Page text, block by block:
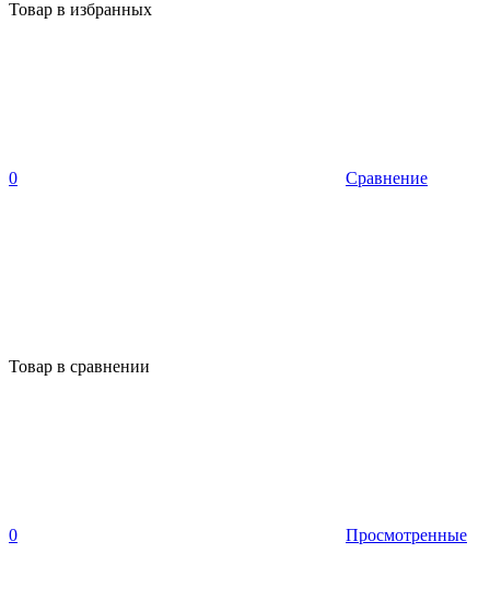
Товар в избранных
0 Сравнение
Товар в сравнении
0 Просмотренные